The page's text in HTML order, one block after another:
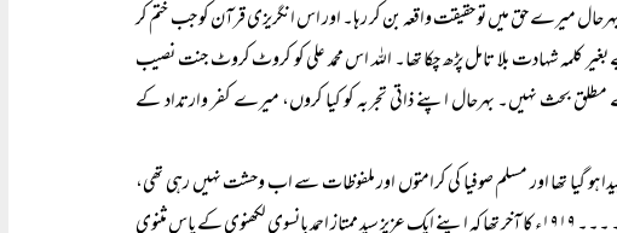
میرے حق میں تو حقیقت واقعہ بن کر رہا۔ اور اس انگریزی قرآن کو جب ختم کر
کلمہ شہادت بلا تامل پڑھ چکا تھا۔ اللہ اس محمد علی کو کروٹ کروٹ جنت نصیب
بحث نہیں۔ بہرحال اپنے ذاتی تجربہ کو کیا کروں، میرے کفر وارتداد کے
گیا تھا اور مسلم صوفیا کی کرامتوں اور ملفوظات سے اب وحشت نہیں رہی تھی،